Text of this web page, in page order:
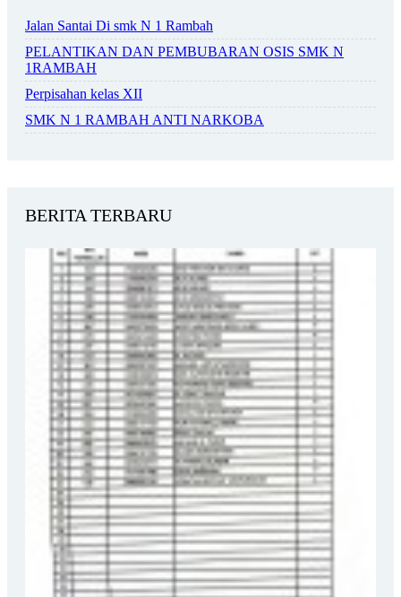
Jalan Santai Di smk N 1 Rambah
PELANTIKAN DAN PEMBUBARAN OSIS SMK N
1RAMBAH
Perpisahan kelas XII
SMK N 1 RAMBAH ANTI NARKOBA
BERITA TERBARU